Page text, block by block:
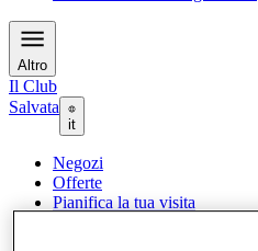
Altro
Il Club
Salvata
it
Negozi
Offerte
Pianifica la tua visita